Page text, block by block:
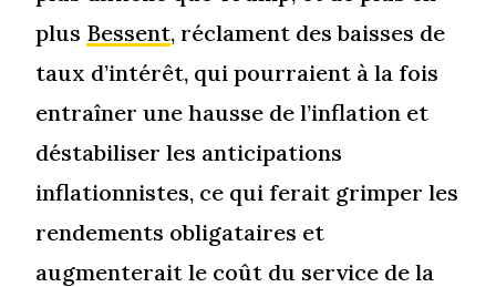
plus Bessent, réclament des baisses de
taux d’intérêt, qui pourraient à la fois
entraîner une hausse de l’inflation et
déstabiliser les anticipations
inflationnistes, ce qui ferait grimper les
rendements obligataires et
augmenterait le coût du service de la